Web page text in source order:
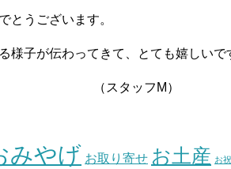
うございます。
子が伝わってきて、とても嬉しいで
フM）
みやげ お取り寄せ お土産 お